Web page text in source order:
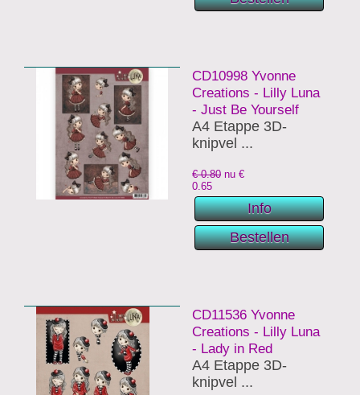
CD10998 Yvonne
Creations - Lilly Luna
- Just Be Yourself
A4 Etappe 3D-
knipvel ...
€ 0.80 nu €
0.65
CD11536 Yvonne
Creations - Lilly Luna
- Lady in Red
A4 Etappe 3D-
knipvel ...